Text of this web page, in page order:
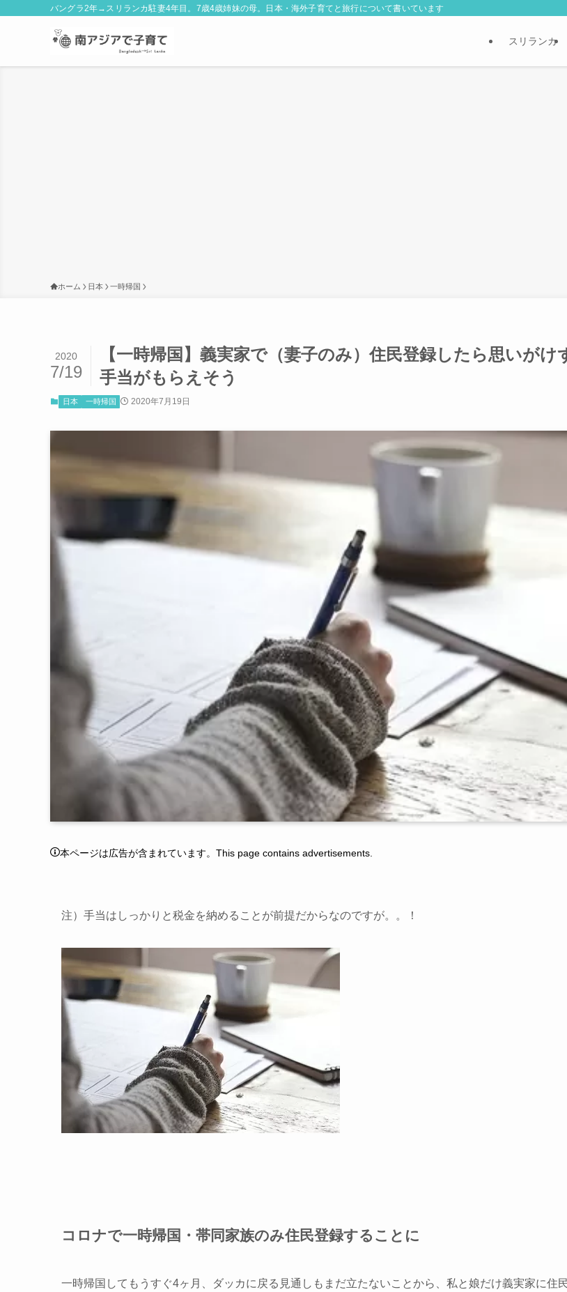
バングラ2年→スリランカ駐妻4年目。7歳4歳姉妹の母。日本・海外子育てと旅行について書いています
スリランカ
ホーム 日本 一時帰国
【一時帰国】義実家で（妻子のみ）住民登録したら思いがけ
手当がもらえそう
2020
7/19
日本 一時帰国 2020年7月19日
本ページは広告が含まれています。This page contains advertisements.
注）手当はしっかりと税金を納めることが前提だからなのですが。。！
コロナで一時帰国・帯同家族のみ住民登録することに
一時帰国してもうすぐ4ヶ月、ダッカに戻る見通しもまだ立たないことから、私と娘だけ義実家に住